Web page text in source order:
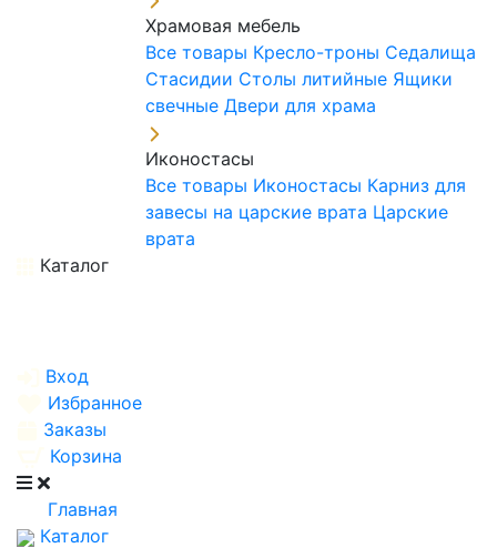
Храмовая мебель
Все товары Кресло-троны Седалища
Стасидии Столы литийные Ящики
свечные Двери для храма
Иконостасы
Все товары Иконостасы Карниз для
завесы на царские врата Царские
врата
Каталог
Вход
Избранное
Заказы
Корзина
Главная
Каталог